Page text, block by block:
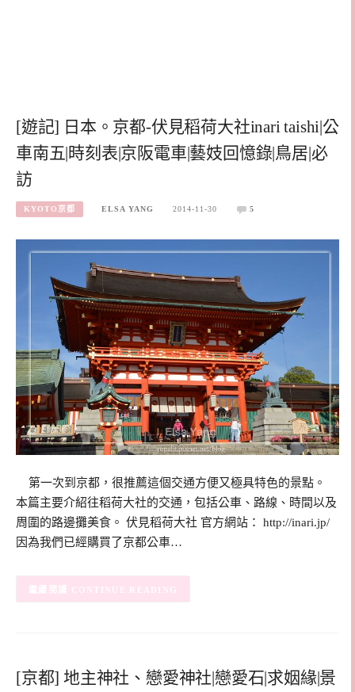
[遊記] 日本。京都-伏見稻荷大社inari taishi|公
車南五|時刻表|京阪電車|藝妓回憶錄|鳥居|必
訪
KYOTO京都 ELSA YANG 2014-11-30 5
第一次到京都，很推薦這個交通方便又極具特色的景點。
本篇主要介紹往稻荷大社的交通，包括公車、路線、時間以及
周圍的路邊攤美食。 伏見稻荷大社 官方網站： http://inari.jp/
因為我們已經購買了京都公車…
CONTINUE READING
[京都] 地主神社、戀愛神社|戀愛石|求姻緣|景